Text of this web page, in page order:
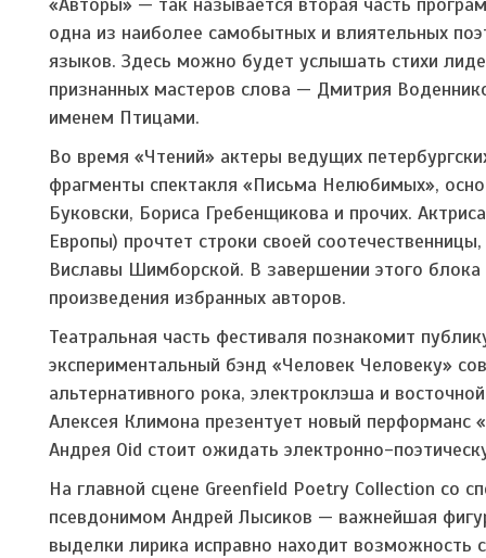
одна из наиболее самобытных и влиятельных
языков. Здесь можно будет услышать стихи
признанных мастеров слова — Дмитрия
именем Птицами.
Во время «Чтений» актеры ведущих
фрагменты спектакля «Письма Нелюбимых»,
Буковски, Бориса Гребенщикова и прочих.
Европы) прочтет строки своей
Виславы Шимборской. В завершении этого блока
произведения избранных авторов.
Театральная часть фестиваля познакомит
экспериментальный бэнд «Человек Человеку»
альтернативного рока, электроклэша и
Алексея Климона презентует новый перформанс
Андрея Oid стоит ожидать электронно-
На главной сцене Greenfield Poetry Collection со
псевдонимом Андрей Лысиков — важнейшая
выделки лирика исправно находит возможность